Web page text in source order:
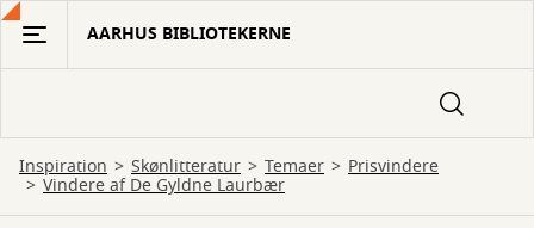
Gå
hovedindhold
AARHUS BIBLIOTEKERNE
Inspiration Skønlitteratur Temaer Prisvindere
Vindere af De Gyldne Laurbær